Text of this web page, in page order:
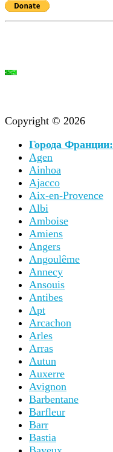
Copyright © 2026
Города Франции:
Agen
Ainhoa
Ajacco
Aix-en-Provence
Albi
Amboise
Amiens
Angers
Angoulême
Annecy
Ansouis
Antibes
Apt
Arcachon
Arles
Arras
Autun
Auxerre
Avignon
Barbentane
Barfleur
Barr
Bastia